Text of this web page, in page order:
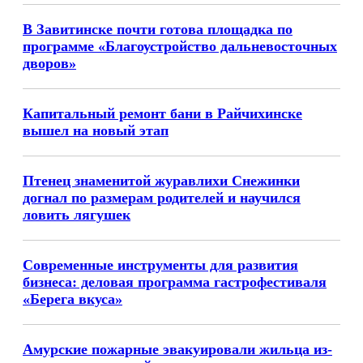
В Завитинске почти готова площадка по
программе «Благоустройство дальневосточных
дворов»
Капитальный ремонт бани в Райчихинске
вышел на новый этап
Птенец знаменитой журавлихи Снежинки
догнал по размерам родителей и научился
ловить лягушек
Современные инструменты для развития
бизнеса: деловая программа гастрофестиваля
«Берега вкуса»
Амурские пожарные эвакуировали жильца из-